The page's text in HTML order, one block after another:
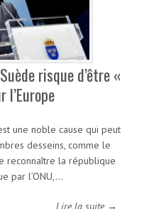
risque d’être «
l’Europe
une noble cause qui peut
desseins, comme le
reconnaître la république
par l’ONU,…
Lire la suite →